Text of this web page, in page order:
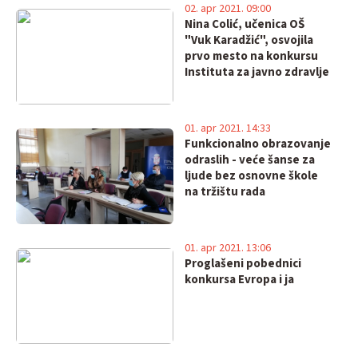
Nina Colić, učenica OŠ
"Vuk Karadžić", osvojila
prvo mesto na konkursu
Instituta za javno zdravlje
02. apr 2021. 09:00
Funkcionalno obrazovanje
odraslih - veće šanse za
ljude bez osnovne škole
na tržištu rada
01. apr 2021. 14:33
Proglašeni pobednici
konkursa Evropa i ja
01. apr 2021. 13:06